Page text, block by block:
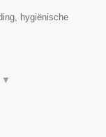
hygiënische
▼